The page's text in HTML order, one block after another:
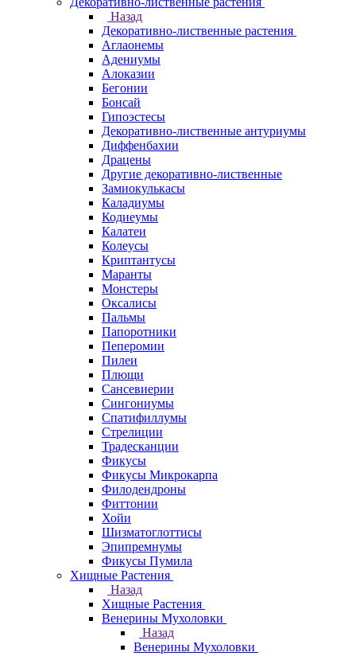
Назад
Декоративно-лиственные растения
Аглаонемы
Адениумы
Алоказии
Бегонии
Бонсай
Гипоэстесы
Декоративно-лиственные антуриумы
Диффенбахии
Драцены
Другие декоративно-лиственные
Замиокулькасы
Каладиумы
Кодиеумы
Калатеи
Колеусы
Криптантусы
Маранты
Монстеры
Оксалисы
Пальмы
Папоротники
Пеперомии
Пилеи
Плющи
Сансевиерии
Сингониумы
Спатифиллумы
Стрелиции
Традесканции
Фикусы
Фикусы Микрокарпа
Филодендроны
Фиттонии
Хойи
Шизматоглоттисы
Эпипремнумы
Фикусы Пумила
Хищные Растения
Назад
Хищные Растения
Венерины Мухоловки
Назад
Венерины Мухоловки